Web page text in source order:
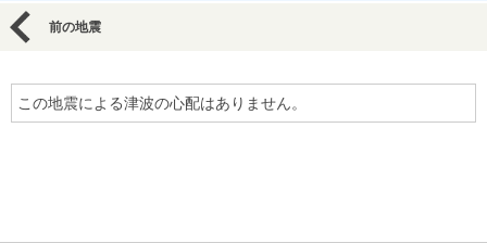
前の地震
この地震による津波の心配はありません。